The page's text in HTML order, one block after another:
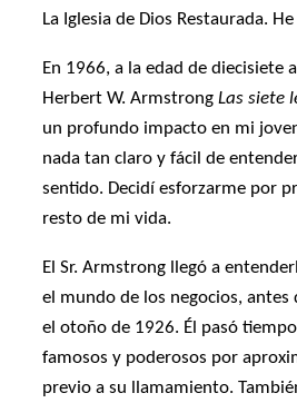
La Iglesia de Dios Restaurada.
En 1966, a la edad de diecisiete
Herbert W. ArmstrongLas siete
un profundo impacto en mi
nada tan claro y fácil de
sentido. Decidí esforzarme por
resto de mi vida.
El Sr. Armstrong llegó a
el mundo de los negocios, antes
el otoño de 1926. Él pasó
famosos y poderosos por
previo a su llamamiento.